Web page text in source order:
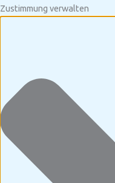
Zustimmung verwalten